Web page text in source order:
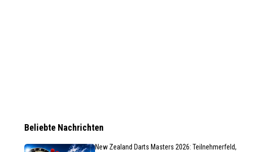
Beliebte Nachrichten
New Zealand Darts Masters 2026: Teilnehmerfeld,